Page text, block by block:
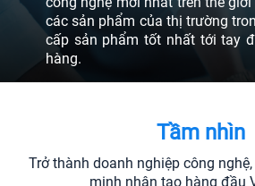
các sản phẩm của thị trường
cấp sản phẩm tốt nhất tới tay
hàng.
Tầm nhìn
Trở thành doanh nghiệp công
minh nhân tạo hàng đầu